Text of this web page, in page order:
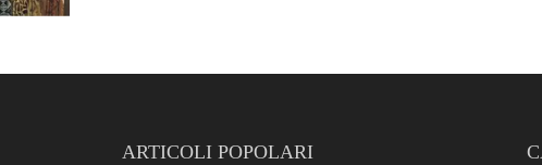
ARTICOLI POPOLARI